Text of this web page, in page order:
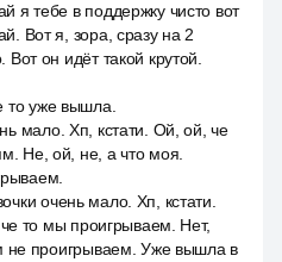
я тебе в поддержку чисто вот
Вот я, зора, сразу на 2
он идёт такой крутой.
уже вышла.
мало. Хп, кстати. Ой, ой, че
Не, ой, не, а что моя.
очень мало. Хп, кстати.
то мы проигрываем. Нет,
проигрываем. Уже вышла в